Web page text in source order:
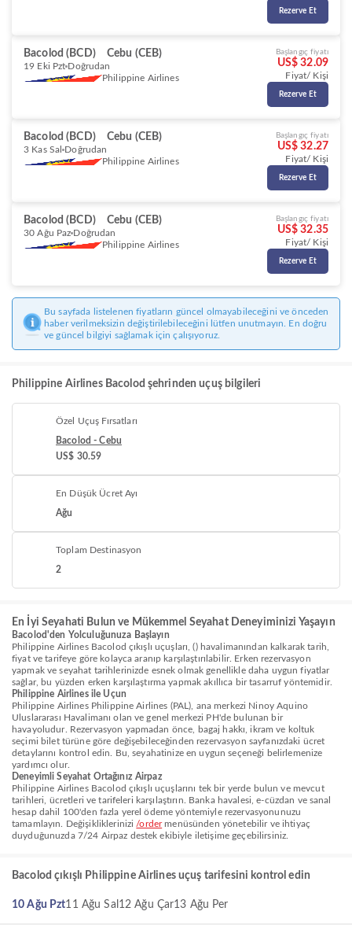
Rezerve Et
Bacolod (BCD) Cebu (CEB)
19 Eki Pzt Doğrudan
Philippine Airlines
Başlangıç fiyatı
US$ 32.09
Fiyat/ Kişi
Rezerve Et
Bacolod (BCD) Cebu (CEB)
3 Kas Sal Doğrudan
Philippine Airlines
Başlangıç fiyatı
US$ 32.27
Fiyat/ Kişi
Rezerve Et
Bacolod (BCD) Cebu (CEB)
30 Ağu Paz Doğrudan
Philippine Airlines
Başlangıç fiyatı
US$ 32.35
Fiyat/ Kişi
Rezerve Et
Bu sayfada listelenen fiyatların güncel olmayabileceğini ve önceden
haber verilmeksizin değiştirilebileceğini lütfen unutmayın. En doğru
ve güncel bilgiyi sağlamak için çalışıyoruz.
Philippine Airlines Bacolod şehrinden uçuş bilgileri
Özel Uçuş Fırsatları
Bacolod - Cebu
US$ 30.59
En Düşük Ücret Ayı
Ağu
Toplam Destinasyon
2
En İyi Seyahati Bulun ve Mükemmel Seyahat Deneyiminizi Yaşayın
Bacolod'den Yolculuğunuza Başlayın
Philippine Airlines Bacolod çıkışlı uçuşları, () havalimanından kalkarak tarih,
fiyat ve tarifeye göre kolayca aranıp karşılaştırılabilir. Erken rezervasyon
yapmak ve seyahat tarihlerinizde esnek olmak genellikle daha uygun fiyatlar
sağlar, bu yüzden erken karşılaştırma yapmak akıllıca bir tasarruf yöntemidir.
Philippine Airlines ile Uçun
Philippine Airlines Philippine Airlines (PAL), ana merkezi Ninoy Aquino
Uluslararası Havalimanı olan ve genel merkezi PH'de bulunan bir
havayoludur. Rezervasyon yapmadan önce, bagaj hakkı, ikram ve koltuk
seçimi bilet türüne göre değişebileceğinden rezervasyon sayfanızdaki ücret
detaylarını kontrol edin. Bu, seyahatinize en uygun seçeneği belirlemenize
yardımcı olur.
Deneyimli Seyahat Ortağınız Airpaz
Philippine Airlines Bacolod çıkışlı uçuşlarını tek bir yerde bulun ve mevcut
tarihleri, ücretleri ve tarifeleri karşılaştırın. Banka havalesi, e-cüzdan ve sanal
hesap dahil 100'den fazla yerel ödeme yöntemiyle rezervasyonunuzu
tamamlayın. Değişikliklerinizi /ordermenüsünden yönetebilir ve ihtiyaç
duyduğunuzda 7/24 Airpaz destek ekibiyle iletişime geçebilirsiniz.
Bacolod çıkışlı Philippine Airlines uçuş tarifesini kontrol edin
10 Ağu Pzt11 Ağu Sal 12 Ağu Çar13 Ağu Per